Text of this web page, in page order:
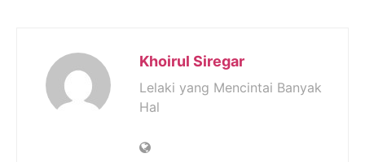
Khoirul Siregar
Lelaki yang Mencintai Banyak
Hal